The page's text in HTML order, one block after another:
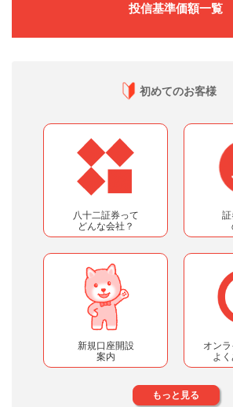
初めてのお客様
八十二証券って
どんな会社？
新規口座開設
案内
オン
よ
もっと見る
投信基準価額一覧